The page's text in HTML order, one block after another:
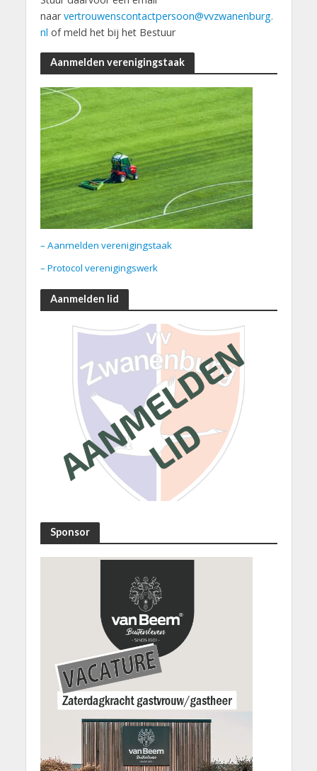
naarvertrouwenscontactpersoon@vvzwanenburg.
nl of meld het bij het Bestuur
Aanmelden verenigingstaak
– Aanmelden verenigingstaak
– Protocol verenigingswerk
Aanmelden lid
Sponsor